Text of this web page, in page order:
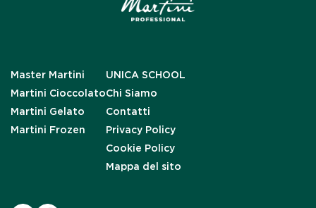
Master Martini
Martini Cioccolato
Martini Gelato
Martini Frozen
UNICA SCHOOL
Chi Siamo
Contatti
Privacy Policy
Cookie Policy
Mappa del sito